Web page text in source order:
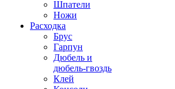
Шпатели
Ножи
Расходка
Брус
Гарпун
Дюбель и
дюбель-гвоздь
Клей